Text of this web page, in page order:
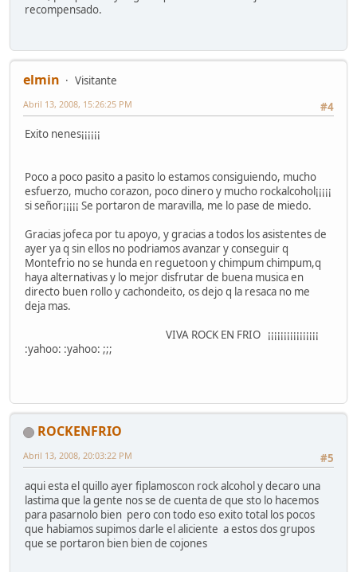
recompensado.
elmin
Visitante
#4
Abril 13, 2008, 15:26:25 PM
Exito nenes¡¡¡¡¡¡
Poco a poco pasito a pasito lo estamos consiguiendo, mucho
esfuerzo, mucho corazon, poco dinero y mucho rockalcohol¡¡¡¡¡
si señor¡¡¡¡¡ Se portaron de maravilla, me lo pase de miedo.
Gracias jofeca por tu apoyo, y gracias a todos los asistentes de
ayer ya q sin ellos no podriamos avanzar y conseguir q
Montefrio no se hunda en reguetoon y chimpum chimpum,q
haya alternativas y lo mejor disfrutar de buena musica en
directo buen rollo y cachondeito, os dejo q la resaca no me
deja mas.
VIVA ROCK EN FRIO ¡¡¡¡¡¡¡¡¡¡¡¡¡¡¡¡
:yahoo: :yahoo: ;;;
ROCKENFRIO
#5
Abril 13, 2008, 20:03:22 PM
aqui esta el quillo ayer fiplamoscon rock alcohol y decaro una
lastima que la gente nos se de cuenta de que sto lo hacemos
para pasarnolo bien pero con todo eso exito total los pocos
que habiamos supimos darle el aliciente a estos dos grupos
que se portaron bien bien de cojones